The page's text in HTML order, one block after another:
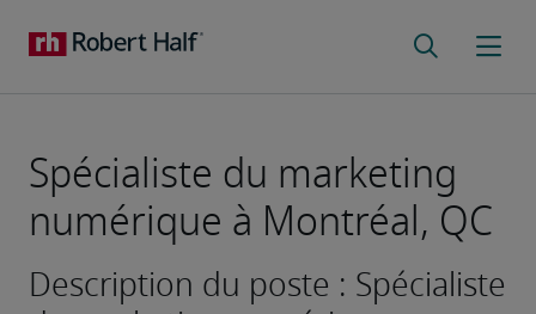
Spécialiste du marketing
numérique à Montréal, QC
Description du poste : Spécialiste